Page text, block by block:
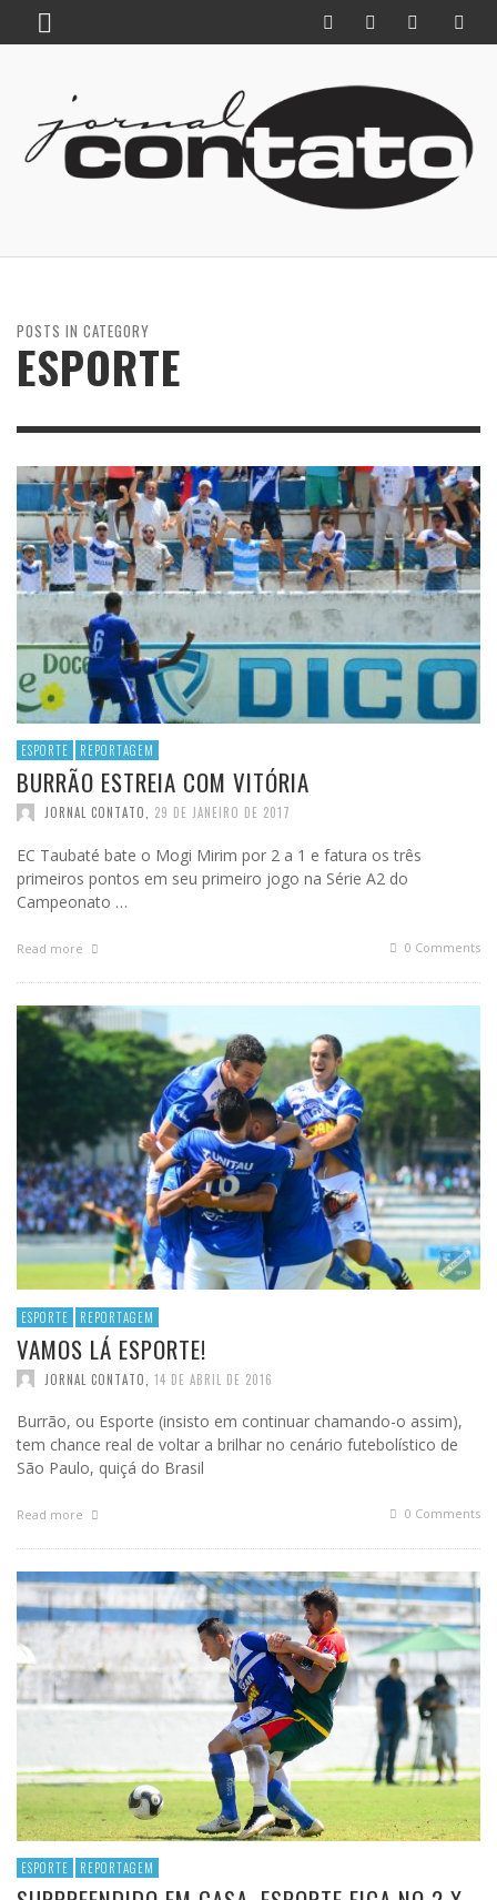
POSTS IN CATEGORY
ESPORTE
ESPORTE REPORTAGEM
BURRÃO ESTREIA COM VITÓRIA
JORNAL CONTATO, 29 DE JANEIRO DE 2017
EC Taubaté bate o Mogi Mirim por 2 a 1 e fatura os três
primeiros pontos em seu primeiro jogo na Série A2 do
Campeonato …
Read more 0 Comments
ESPORTE REPORTAGEM
VAMOS LÁ ESPORTE!
JORNAL CONTATO 14 DE ABRIL DE 2016
Burrão, ou Esporte (insisto em continuar chamando-o assim),
tem chance real de voltar a brilhar no cenário futebolístico de
São Paulo, quiçá do Brasil
Read more 0 Comments
ESPORTE REPORTAGEM